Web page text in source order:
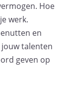
Hoe
werk.
en
talenten
geven op